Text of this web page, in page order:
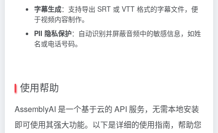
字幕生成：支持导出 SRT 或 VTT 格式的字幕文件，便
于视频内容制作。
PII 隐私保护：自动识别并屏蔽音频中的敏感信息，如姓
名或电话号码。
使用帮助
AssemblyAI 是一个基于云的 API 服务，无需本地安装
即可使用其强大功能。以下是详细的使用指南，帮助您